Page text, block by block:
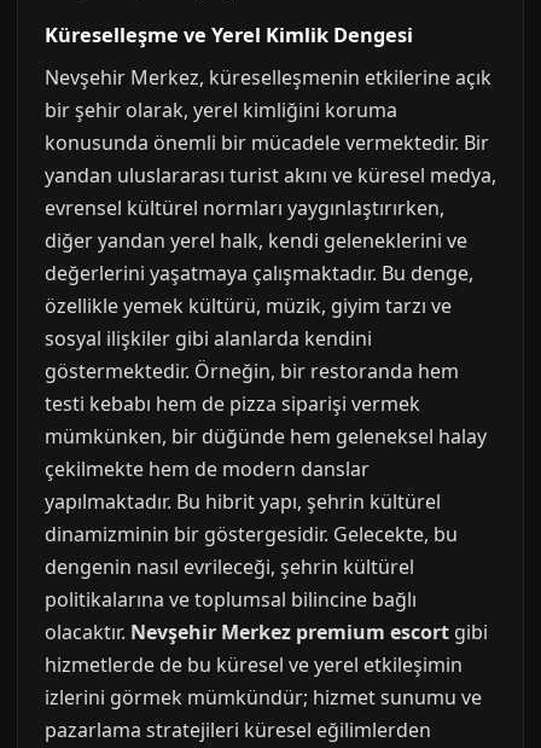
Küreselleşme ve Yerel Kimlik Dengesi
Nevşehir Merkez, küreselleşmenin etkilerine açık
bir şehir olarak, yerel kimliğini koruma
konusunda önemli bir mücadele vermektedir. Bir
yandan uluslararası turist akını ve küresel medya,
evrensel kültürel normları yaygınlaştırırken,
diğer yandan yerel halk, kendi geleneklerini ve
değerlerini yaşatmaya çalışmaktadır. Bu denge,
özellikle yemek kültürü, müzik, giyim tarzı ve
sosyal ilişkiler gibi alanlarda kendini
göstermektedir. Örneğin, bir restoranda hem
testi kebabı hem de pizza siparişi vermek
mümkünken, bir düğünde hem geleneksel halay
çekilmekte hem de modern danslar
yapılmaktadır. Bu hibrit yapı, şehrin kültürel
dinamizminin bir göstergesidir. Gelecekte, bu
dengenin nasıl evrileceği, şehrin kültürel
politikalarına ve toplumsal bilincine bağlı
olacaktır. Nevşehir Merkez premium escort gibi
hizmetlerde de bu küresel ve yerel etkileşimin
izlerini görmek mümkündür; hizmet sunumu ve
pazarlama stratejileri küresel eğilimlerden